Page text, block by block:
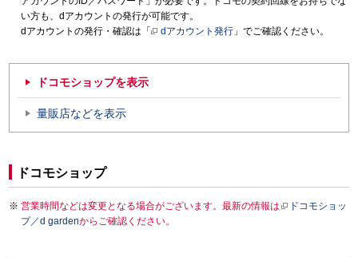
い方も、dアカウントの発行が可能です。
dアカウントの発行・確認は「
dアカウント発行 」でご確認ください。
ドコモショップを表示
量販店などを表示
ドコモショップ
営業時間などは変更となる場合がございます。最新の情報は
ドコモショッ
プ／d gardenからご確認ください。